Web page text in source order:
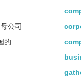
母公司
的